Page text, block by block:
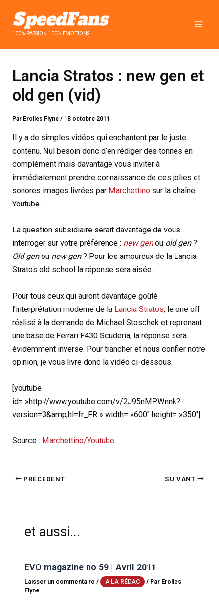
contenu100% PASSION 100% EMOTIONS
Lancia Stratos : new gen et
old gen (vid)
Par Erolles Flyne/ 18 octobre 2011
Il y a de simples vidéos qui enchantent par le juste
contenu. Nul besoin donc d’en rédiger des tonnes en
complément mais davantage vous inviter à
immédiatement prendre connaissance de ces jolies et
sonores images livrées par Marchettino sur la chaîne
Youtube.
La question subsidiaire serait davantage de vous
interroger sur votre préférence : new genou old gen?
Old genou new gen? Pour les amoureux de la Lancia
Stratos old school la réponse sera aisée.
Pour tous ceux qui auront davantage goûté
l’interprétation moderne de la Lancia Stratos, le one off
réalisé à la demande de Michael Stoschek et reprenant
une base de Ferrari F430 Scuderia, la réponse sera
évidemment inverse. Pour trancher et nous confier notre
opinion, je vous livre donc la vidéo ci-dessous.
[youtube
id= »http://www.youtube.com/v/2J95nMPWnnk?
version=3&amp;hl=fr_FR » width= »600″ height= »350″]
Source : Marchettino/Youtube.
PRÉCÉDENT SUIVANT
et aussi...
EVO magazine no 59 | Avril 2011
Laisser un commentaire / A LA RÉDAC / Par Erolles
Flyne